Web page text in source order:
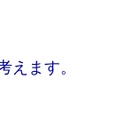
えます。